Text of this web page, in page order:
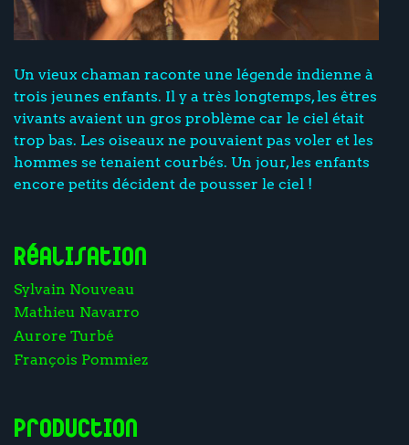
Un vieux chaman raconte une légende indienne à
trois jeunes enfants. Il y a très longtemps, les êtres
vivants avaient un gros problème car le ciel était
trop bas. Les oiseaux ne pouvaient pas voler et les
hommes se tenaient courbés. Un jour, les enfants
encore petits décident de pousser le ciel !
Réalisation
Sylvain Nouveau
Mathieu Navarro
Aurore Turbé
François Pommiez
Production